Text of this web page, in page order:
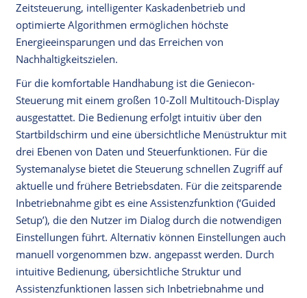
Zeitsteuerung, intelligenter Kaskadenbetrieb und
optimierte Algorithmen ermöglichen höchste
Energieeinsparungen und das Erreichen von
Nachhaltigkeitszielen.
Für die komfortable Handhabung ist die Geniecon-
Steuerung mit einem großen 10-Zoll Multitouch-Display
ausgestattet. Die Bedienung erfolgt intuitiv über den
Startbildschirm und eine übersichtliche Menüstruktur mit
drei Ebenen von Daten und Steuerfunktionen. Für die
Systemanalyse bietet die Steuerung schnellen Zugriff auf
aktuelle und frühere Betriebsdaten. Für die zeitsparende
Inbetriebnahme gibt es eine Assistenzfunktion (‘Guided
Setup’), die den Nutzer im Dialog durch die notwendigen
Einstellungen führt. Alternativ können Einstellungen auch
manuell vorgenommen bzw. angepasst werden. Durch
intuitive Bedienung, übersichtliche Struktur und
Assistenzfunktionen lassen sich Inbetriebnahme und